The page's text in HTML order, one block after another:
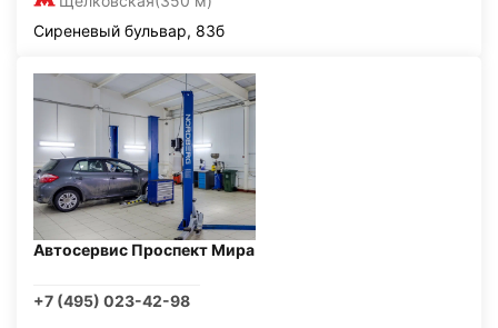
Сиреневый бульвар, 83б
Автосервис Проспект Мира
+7 (495) 023-42-98